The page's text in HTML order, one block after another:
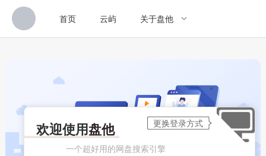
首页 云屿 关于盘他
欢迎使用盘他
一个超好用的网盘搜索引擎